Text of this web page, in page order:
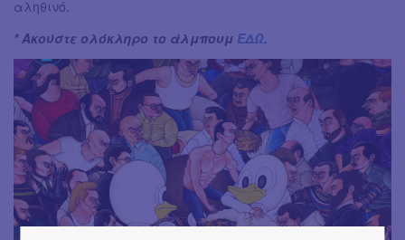
αληθινό.
* Ακούστε ολόκληρο το άλμπουμ ΕΔΩ.